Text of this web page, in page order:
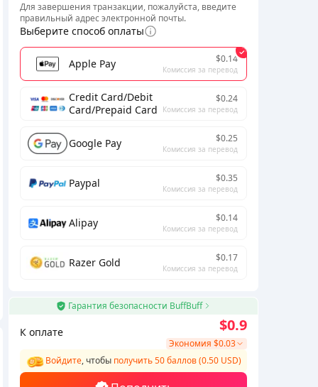
Для завершения транзакции, пожалуйста, введите
правильный адрес электронной почты.
Выберите способ оплаты
Apple Pay $0.14
Комиссия за перевод
Credit Card/Debit
Card/Prepaid Card
$0.24
Комиссия за перевод
Google Pay $0.25
Комиссия за перевод
Paypal $0.35
Комиссия за перевод
Alipay $0.14
Комиссия за перевод
Razer Gold $0.17
Комиссия за перевод
Гарантия безопасности BuffBuff
К оплате
Экономия $0.03
$0.9
Войдите, чтобы получить 50 баллов (0.50 USD)